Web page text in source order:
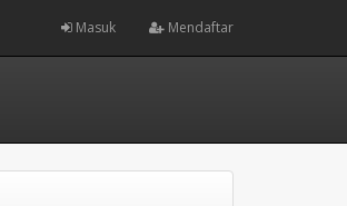
Masuk Mendaftar